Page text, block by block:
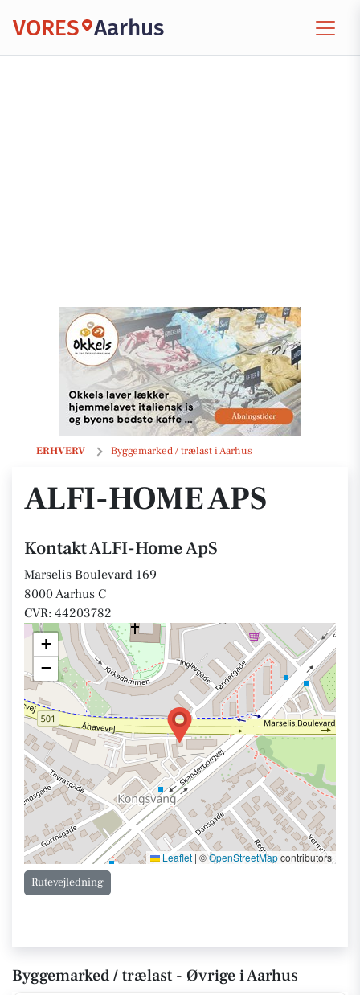
VORES Aarhus
ERHVERV Byggemarked / trælast i Aarhus
ALFI-Home ApS
ALFI-HOME APS
Kontakt ALFI-Home ApS
Marselis Boulevard 169
8000 Aarhus C
CVR: 44203782
+
−
Leaflet | ©OpenStreetMapcontributors
Rutevejledning
Byggemarked / trælast - Øvrige i Aarhus